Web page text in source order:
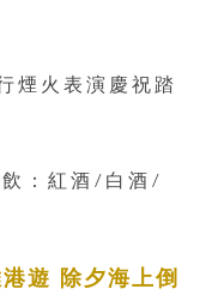
火表演慶祝踏
：紅酒/白酒/
遊 除夕海上倒